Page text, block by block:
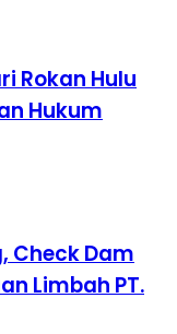
Rokan Hulu
Hukum
Check Dam
Limbah PT.